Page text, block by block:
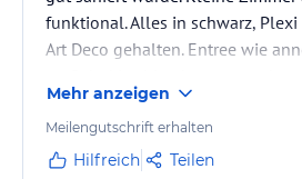
funktional. Alles in schwarz,
Art Deco gehalten. Entree wie
Mehr anzeigen
Meilengutschrift erhalten
Hilfreich Teilen